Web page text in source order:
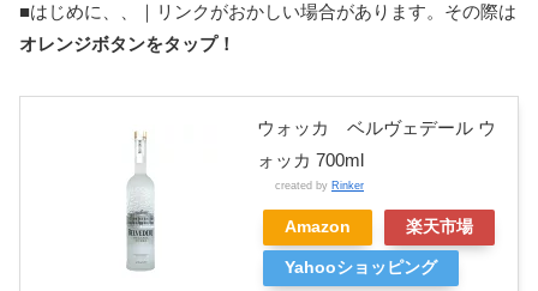
■はじめに、、｜リンクがおかしい場合があります。その際は
オレンジボタンをタップ！
ウォッカ ベルヴェデール ウ
ォッカ 700ml
created by Rinker
Amazon 楽天市場
Yahooショッピング